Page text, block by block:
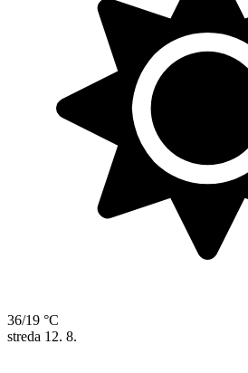
36/19 °C
streda 12. 8.